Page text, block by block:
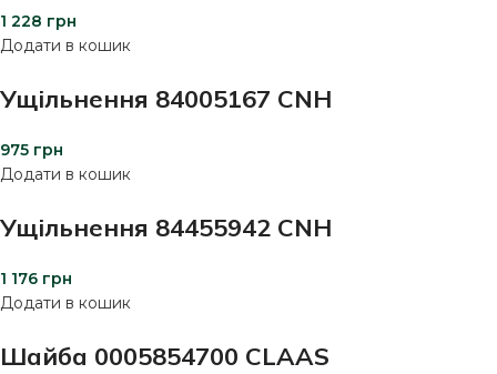
1 228 грн
Додати в кошик
Ущільнення 84005167 CNH
975 грн
Додати в кошик
Ущільнення 84455942 CNH
1 176 грн
Додати в кошик
Шайба 0005854700 CLAAS